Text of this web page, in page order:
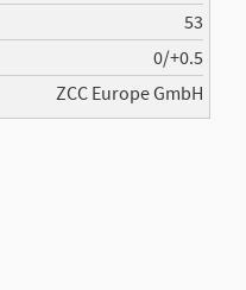
53
0/+0.5
ZCC Europe GmbH